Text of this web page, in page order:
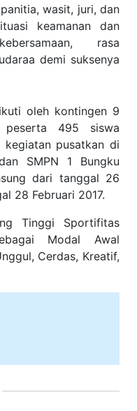
wasit, juri, dan
keamanan dan
rasa
demi suksenya
oleh kontingen 9
peserta 495 siswa
kegiatan pusatkan di
SMPN 1 Bungku
dari tanggal 26
28 Februari 2017.
Tinggi Sportifitas
Modal Awal
Cerdas, Kreatif,